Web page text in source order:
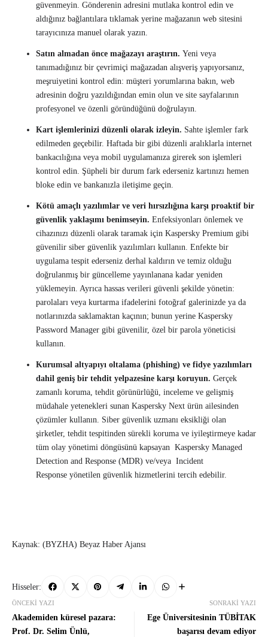
güvenmeyin. Gönderenin adresini mutlaka kontrol edin ve
aldığınız bağlantılara tıklamak yerine mağazanın web sitesini
tarayıcınıza manuel olarak yazın.
Satın almadan önce mağazayı araştırın. Yeni veya
tanımadığınız bir çevrimiçi mağazadan alışveriş yapıyorsanız,
meşruiyetini kontrol edin: müşteri yorumlarına bakın, web
adresinin doğru yazıldığından emin olun ve site sayfalarının
profesyonel ve özenli göründüğünü doğrulayın.
Kart işlemlerinizi düzenli olarak izleyin. Sahte işlemler fark
edilmeden geçebilir. Haftada bir gibi düzenli aralıklarla internet
bankacılığına veya mobil uygulamanıza girerek son işlemleri
kontrol edin. Şüpheli bir durum fark ederseniz kartınızı hemen
bloke edin ve bankanızla iletişime geçin.
Kötü amaçlı yazılımlar ve veri hırsızlığına karşı proaktif bir
güvenlik yaklaşımı benimseyin. Enfeksiyonları önlemek ve
cihazınızı düzenli olarak taramak için Kaspersky Premium gibi
güvenilir siber güvenlik yazılımları kullanın. Enfekte bir
uygulama tespit ederseniz derhal kaldırın ve temiz olduğu
doğrulanmış bir güncelleme yayınlanana kadar yeniden
yüklemeyin. Ayrıca hassas verileri güvenli şekilde yönetin:
parolaları veya kurtarma ifadelerini fotoğraf galerinizde ya da
notlarınızda saklamaktan kaçının; bunun yerine Kaspersky
Password Manager gibi güvenilir, özel bir parola yöneticisi
kullanın.
Kurumsal altyapıyı oltalama (phishing) ve fidye yazılımları
dahil geniş bir tehdit yelpazesine karşı koruyun. Gerçek
zamanlı koruma, tehdit görünürlüğü, inceleme ve gelişmiş
müdahale yetenekleri sunan Kaspersky Next ürün ailesinden
çözümler kullanın. Siber güvenlik uzmanı eksikliği olan
şirketler, tehdit tespitinden sürekli koruma ve iyileştirmeye kadar
tüm olay yönetimi döngüsünü kapsayan Kaspersky Managed
Detection and Response (MDR) ve/veya Incident
Response yönetilen güvenlik hizmetlerini tercih edebilir.
Kaynak: (BYZHA) Beyaz Haber Ajansı
Hisseler:
ÖNCEKI YAZI
Akademiden küresel pazara:
Prof. Dr. Selim Ünlü,
SONRAKI YAZI
Ege Üniversitesinin TÜBİTAK
başarısı devam ediyor